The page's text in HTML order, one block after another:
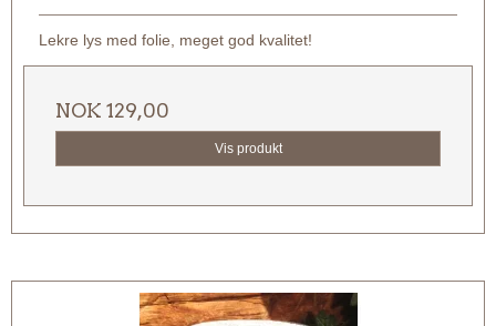
Lekre lys med folie, meget god kvalitet!
NOK 129,00
Vis produkt